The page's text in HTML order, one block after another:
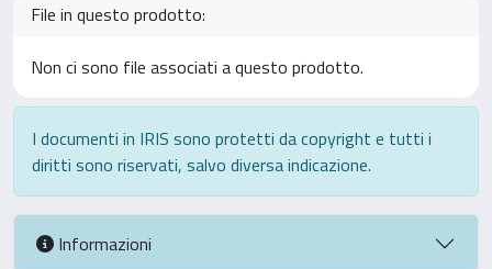
File in questo prodotto:
Non ci sono file associati a questo prodotto.
I documenti in IRIS sono protetti da copyright e tutti i
diritti sono riservati, salvo diversa indicazione.
Informazioni